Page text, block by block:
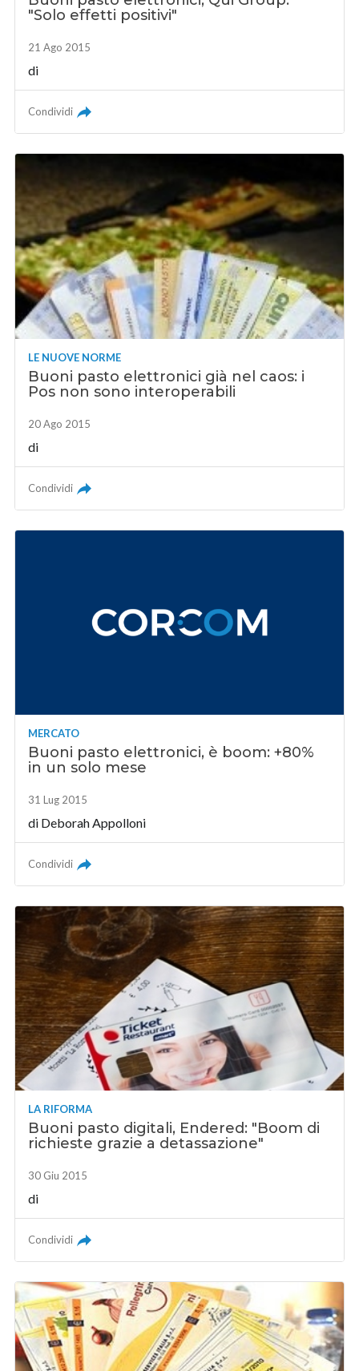
"Solo effetti positivi"
21 Ago 2015
di
Condividi
LE NUOVE NORME
Buoni pasto elettronici già nel caos: i
Pos non sono interoperabili
20 Ago 2015
di
Condividi
MERCATO
Buoni pasto elettronici, è boom: +80%
in un solo mese
31 Lug 2015
di Deborah Appolloni
Condividi
LA RIFORMA
Buoni pasto digitali, Endered: "Boom di
richieste grazie a detassazione"
30 Giu 2015
di
Condividi